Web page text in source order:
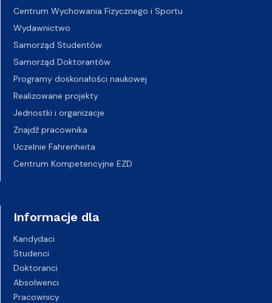
Centrum Wychowania Fizycznego i Sportu
Wydawnictwo
Samorząd Studentów
Samorząd Doktorantów
Programy doskonałości naukowej
Realizowane projekty
Jednostki i organizacje
Znajdź pracownika
Uczelnie Fahrenheita
Centrum Kompetencyjne EZD
Informacje dla
Kandydaci
Studenci
Doktoranci
Absolwenci
Pracownicy